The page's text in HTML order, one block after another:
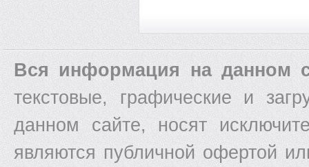
Вся информация на данном
текстовые, графические и
данном сайте, носят
являются публичной офертой